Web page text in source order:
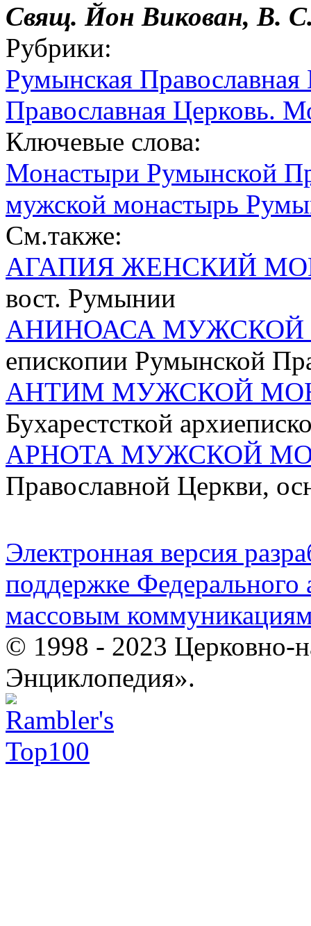
Свящ. Йон Викован, В.
Рубрики:
Румынская Православная
Православная Церковь.
Ключевые слова:
Монастыри Румынской
мужской монастырь
См.также:
АГАПИЯ ЖЕНСКИЙ
вост. Румынии
АНИНОАСА МУЖСКОЙ
епископии Румынской
АНТИМ МУЖСКОЙ
Бухарестсткой
АРНОТА МУЖСКОЙ
Православной Церкви,
Электронная версия
поддержке Федерального
массовым
© 1998 - 2023 Церковно-
Энциклопедия».